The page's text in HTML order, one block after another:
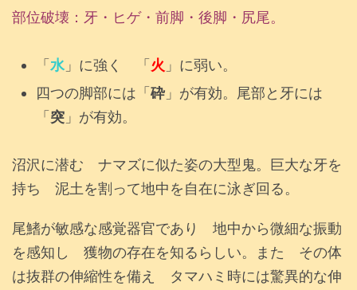
部位破壊：牙・ヒゲ・前脚・後脚・尻尾。
「水 」に強く 「火 」に弱い。
四つの脚部には「砕 」が有効。尾部と牙には
「突 」が有効。
沼沢に潜む ナマズに似た姿の大型鬼。巨大な牙を
持ち 泥土を割って地中を自在に泳ぎ回る。
尾鰭が敏感な感覚器官であり 地中から微細な振動
を感知し 獲物の存在を知るらしい。また その体
は抜群の伸縮性を備え タマハミ時には驚異的な伸